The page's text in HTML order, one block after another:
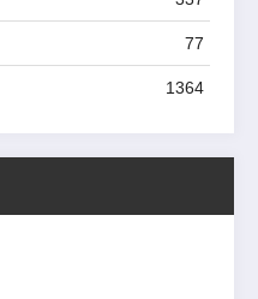
77
1364